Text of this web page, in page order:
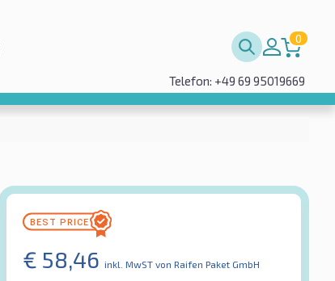
0
Telefon: +49 69 95019669
€ 58,46 inkl. MwST von Raifen Paket GmbH